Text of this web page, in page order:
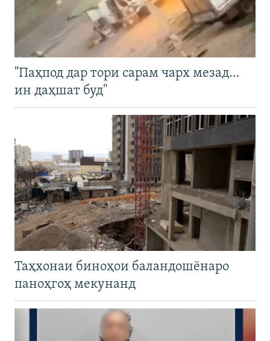
"Паҳпод дар тори сарам чарх мезад…
ин даҳшат буд"
Таҳхонаи биноҳои баландошёнаро
паноҳгоҳ мекунанд